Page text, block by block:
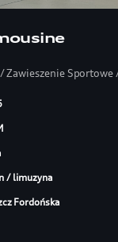
Zawieszenie Sportowe
/ limuzyna
Fordońska